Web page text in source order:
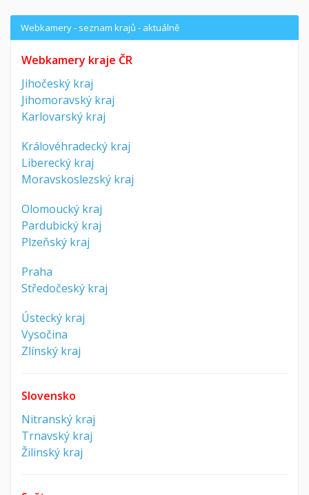
Webkamery - seznam krajů - aktuálně
Webkamery kraje ČR
Jihočeský kraj
Jihomoravský kraj
Karlovarský kraj
Královéhradecký kraj
Liberecký kraj
Moravskoslezský kraj
Olomoucký kraj
Pardubický kraj
Plzeňský kraj
Praha
Středočeský kraj
Ústecký kraj
Vysočina
Zlínský kraj
Slovensko
Nitranský kraj
Trnavský kraj
Žilinský kraj